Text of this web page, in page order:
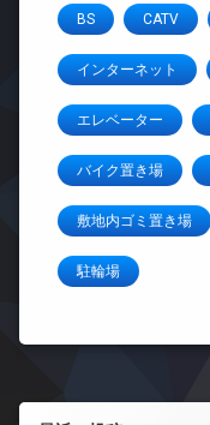
BS CATV
インターネット
エレベーター
バイク置き場
敷地内ゴミ置き場
駐輪場